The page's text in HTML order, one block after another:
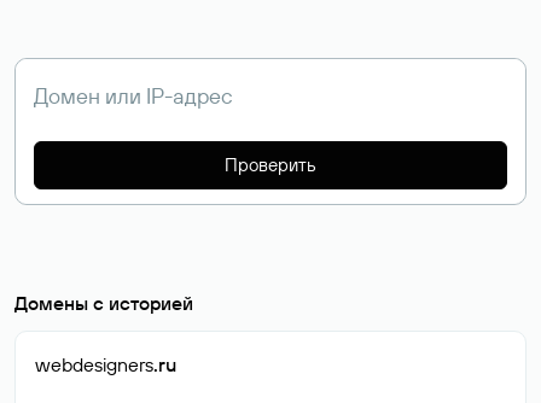
Проверить
Домены с историей
webdesigners.ru